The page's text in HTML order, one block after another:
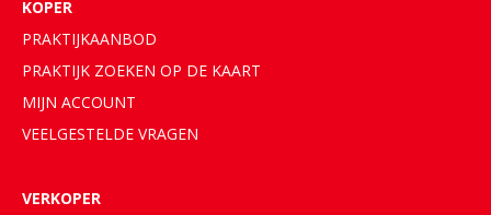
KOPER
PRAKTIJKAANBOD
PRAKTIJK ZOEKEN OP DE KAART
MIJN ACCOUNT
VEELGESTELDE VRAGEN
VERKOPER